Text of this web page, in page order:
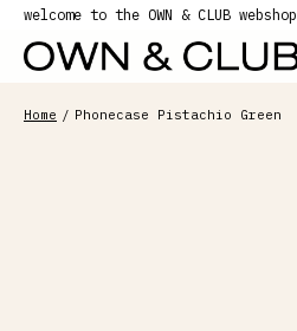
welcome to the OWN & CLUB webshop
Home / Phonecase Pistachio Green